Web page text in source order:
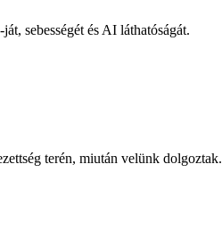
sebességét és AI láthatóságát.
terén, miután velünk dolgoztak.